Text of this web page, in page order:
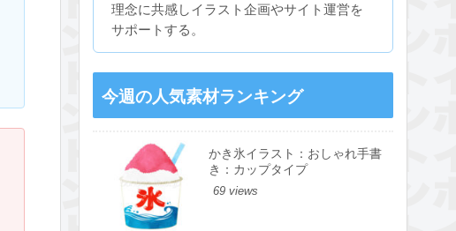
理念に共感しイラスト企画やサイト運営を
サポートする。
今週の人気素材ランキング
かき氷イラスト：おしゃれ手書
き：カップタイプ
69 views